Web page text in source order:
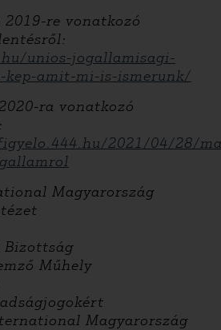
2019-re vonatkozó
unios-jogallamisagi-
kep-amit-mi-is-ismerunk/
ra vonatkozó
2021/04/28/
Magyarország
Bizottság
Műhely
Magyarország